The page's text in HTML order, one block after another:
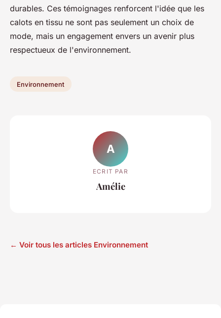
durables. Ces témoignages renforcent l'idée que les
calots en tissu ne sont pas seulement un choix de
mode, mais un engagement envers un avenir plus
respectueux de l'environnement.
Environnement
A
ECRIT PAR
Amélie
← Voir tous les articles Environnement